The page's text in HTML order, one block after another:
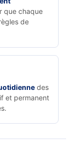
que chaque
de
des
et permanent